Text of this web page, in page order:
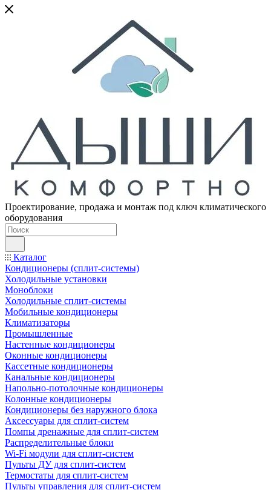
Проектирование, продажа и монтаж под ключ климатического
оборудования
Каталог
Кондиционеры (сплит-системы)
Холодильные установки
Моноблоки
Холодильные сплит-системы
Мобильные кондиционеры
Климатизаторы
Промышленные
Настенные кондиционеры
Оконные кондиционеры
Кассетные кондиционеры
Канальные кондиционеры
Напольно-потолочные кондиционеры
Колонные кондиционеры
Кондиционеры без наружного блока
Аксессуары для сплит-систем
Помпы дренажные для сплит-систем
Распределительные блоки
Wi-Fi модули для сплит-систем
Пульты ДУ для сплит-систем
Термостаты для сплит-систем
Пульты управления для сплит-систем